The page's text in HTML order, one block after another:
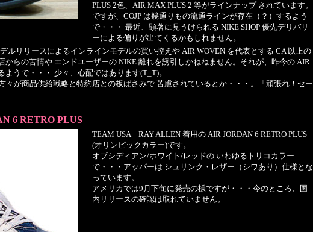
PLUS 2色、AIR MAX PLUS 2 等がラインナップ されています。
ですが、COJP は幾通りもの流通ラインが存在（？）するよう
で・・・ 最近、顕著に見うけられる NIKE SHOP 優先デリバリ
ーによる偏りが出てくるかもしれません。
ルリリースによるインラインモデルの買い控えや AIR WOVEN を代表とする CA 以上の
からの苦情や エンドユーザーの NIKE 離れを誘引しかねねません。それが、昨今の AIR
ようで・・・ 少々、心配ではあります(T_T)。
々が商品供給戦略と特約店との板ばさみで 苦慮されているとか・・・。「頑張れ！セー
6 RETRO PLUS
TEAM USA RAY ALLEN 着用の AIR JORDAN 6 RETRO PLUS
(オリンピックカラー)です。
オブシディアン/ホワイト/レッドの いわゆるトリコカラー
で・・・アッパーは シュリンク・レザー（シワあり）仕様とな
っています。
アメリカでは9月下旬に発売の様ですが・・・今のところ、国
内リリースの確認は取れていません。